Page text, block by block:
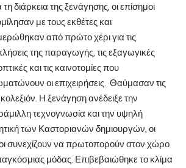
διάρκεια της ξενάγησης, οι επίσημοι
με τους εκθέτες και
από πρώτο χέρι για τις
της παραγωγής, τις εξαγωγικές
και τις καινοτομίες που
οι επιχειρήσεις. Θαύμασαν τις
Η ξενάγηση ανέδειξε την
τεχνογνωσία και την υψηλή
των Καστοριανών δημιουργών, οι
συνεχίζουν να πρωτοπορούν στον χώρο
μόδας. Επιβεβαιώθηκε το κλίμα